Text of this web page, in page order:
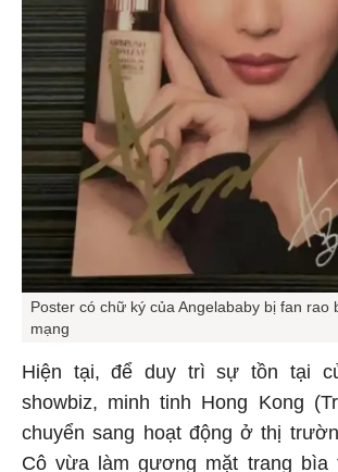
Poster có chữ ký của Angelababy bị fan rao
mạng
Hiện tại, để duy trì sự tồn tại
showbiz, minh tinh Hong Kong
chuyển sang hoạt động ở thị
Cô vừa làm gương mặt trang bìa